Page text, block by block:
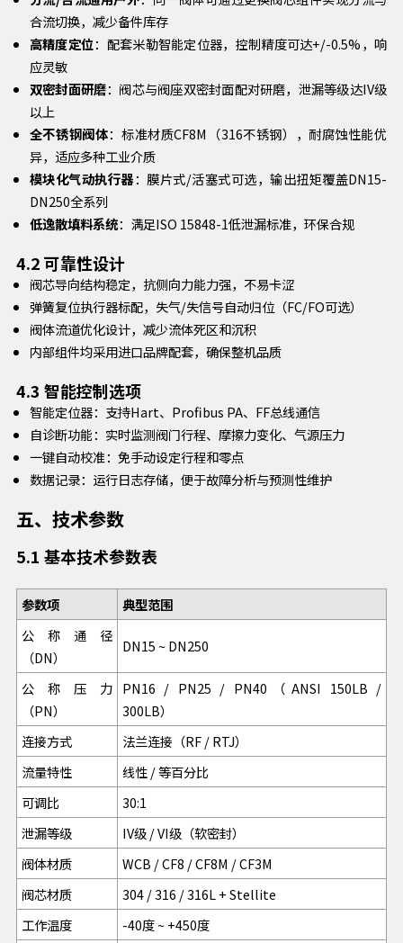
合流切换，减少备件库存
高精度定位：配套米勒智能定位器，控制精度可达+/-0.5%，响
应灵敏
双密封面研磨：阀芯与阀座双密封面配对研磨，泄漏等级达IV级
以上
全不锈钢阀体：标准材质CF8M（316不锈钢），耐腐蚀性能优
异，适应多种工业介质
模块化气动执行器：膜片式/活塞式可选，输出扭矩覆盖DN15-
DN250全系列
低逸散填料系统：满足ISO 15848-1低泄漏标准，环保合规
4.2 可靠性设计
阀芯导向结构稳定，抗侧向力能力强，不易卡涩
弹簧复位执行器标配，失气/失信号自动归位（FC/FO可选）
阀体流道优化设计，减少流体死区和沉积
内部组件均采用进口品牌配套，确保整机品质
4.3 智能控制选项
智能定位器：支持Hart、Profibus PA、FF总线通信
自诊断功能：实时监测阀门行程、摩擦力变化、气源压力
一键自动校准：免手动设定行程和零点
数据记录：运行日志存储，便于故障分析与预测性维护
五、技术参数
5.1 基本技术参数表
参数项
典型范围
公称通径
（DN）
DN15 ~ DN250
公称压力
（PN）
PN16 / PN25 / PN40（ANSI 150LB /
300LB）
连接方式
法兰连接（RF / RTJ）
流量特性
线性 / 等百分比
可调比
30:1
泄漏等级
IV级 / VI级（软密封）
阀体材质
WCB / CF8 / CF8M / CF3M
阀芯材质
304 / 316 / 316L + Stellite
工作温度
-40度 ~ +450度